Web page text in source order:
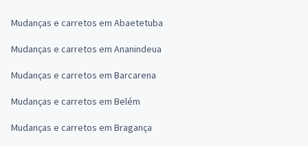
Mudanças e carretos em Abaetetuba
Mudanças e carretos em Ananindeua
Mudanças e carretos em Barcarena
Mudanças e carretos em Belém
Mudanças e carretos em Bragança